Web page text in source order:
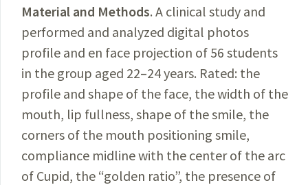
Material and Methods. A clinical study and
performed and analyzed digital photos
profile and en face projection of 56 students
in the group aged 22–24 years. Rated: the
profile and shape of the face, the width of the
mouth, lip fullness, shape of the smile, the
corners of the mouth positioning smile,
compliance midline with the center of the arc
of Cupid, the “golden ratio”, the presence of